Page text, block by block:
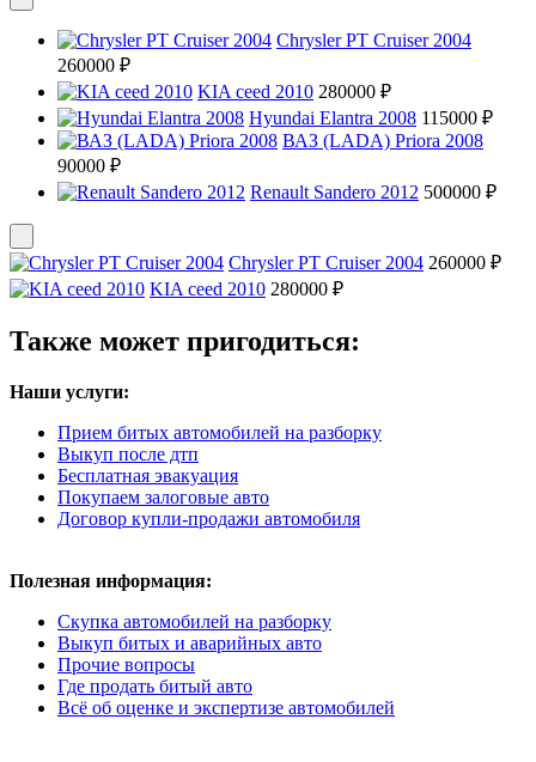
Chrysler PT Cruiser 2004
260000 ₽
KIA ceed 2010 280000 ₽
Hyundai Elantra 2008 115000 ₽
ВАЗ (LADA) Priora 2008
90000 ₽
Renault Sandero 2012 500000 ₽
Chrysler PT Cruiser 2004 260000 ₽
KIA ceed 2010 280000 ₽
Также может пригодиться:
Наши услуги:
Прием битых автомобилей на разборку
Выкуп после дтп
Бесплатная эвакуация
Покупаем залоговые авто
Договор купли-продажи автомобиля
Полезная информация:
Скупка автомобилей на разборку
Выкуп битых и аварийных авто
Прочие вопросы
Где продать битый авто
Всё об оценке и экспертизе автомобилей